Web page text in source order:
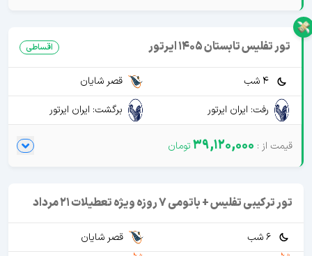
تور تفلیس تابستان 1405 ایرتور اقساطی
4 شب
قصر شایان
رفت: ایران ایرتور
برگشت: ایران ایرتور
39,120,000
تور ترکیبی تفلیس + باتومی 7 روزه ویژه تعطیلات 21 مرداد
6 شب قصر شایان